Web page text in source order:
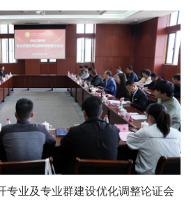
专业及专业群建设优化调整论证会